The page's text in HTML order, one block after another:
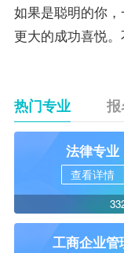
如果是聪明的你
更大的成功喜悦
热门专业
法律专业
查看详情
工商企业管